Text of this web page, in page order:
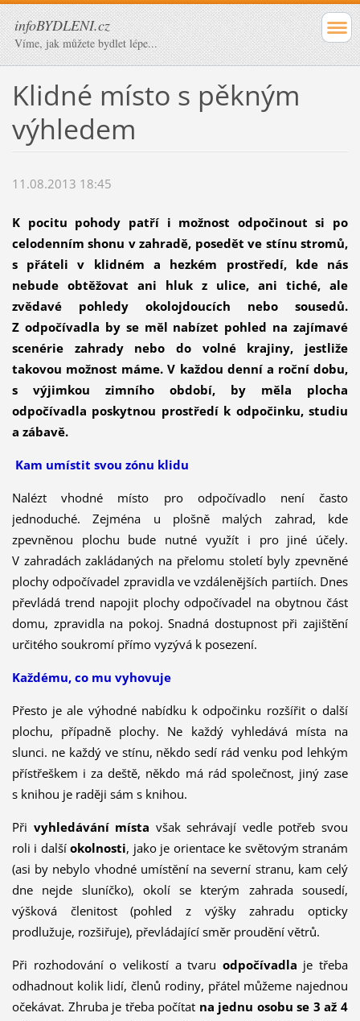
infoBYDLENI.cz
Víme, jak můžete bydlet lépe...
Klidné místo s pěkným
výhledem
11.08.2013 18:45
K pocitu pohody patří i možnost odpočinout si po
celodenním shonu v zahradě, posedět ve stínu stromů,
s přáteli v klidném a hezkém prostředí, kde nás
nebude obtěžovat ani hluk z ulice, ani tiché, ale
zvědavé pohledy okolojdoucích nebo sousedů.
Z odpočívadla by se měl nabízet pohled na zajímavé
scenérie zahrady nebo do volné krajiny, jestliže
takovou možnost máme. V každou denní a roční dobu,
s výjimkou zimního období, by měla plocha
odpočívadla poskytnou prostředí k odpočinku, studiu
a zábavě.
Kam umístit svou zónu klidu
Nalézt vhodné místo pro odpočívadlo není často
jednoduché. Zejména u plošně malých zahrad, kde
zpevněnou plochu bude nutné využít i pro jiné účely.
V zahradách zakládaných na přelomu století byly zpevněné
plochy odpočívadel zpravidla ve vzdálenějších partiích. Dnes
převládá trend napojit plochy odpočívadel na obytnou část
domu, zpravidla na pokoj. Snadná dostupnost při zajištění
určitého soukromí přímo vyzývá k posezení.
Každému, co mu vyhovuje
Přesto je ale výhodné nabídku k odpočinku rozšířit o další
plochu, případně plochy. Ne každý vyhledává místa na
slunci. ne každý ve stínu, někdo sedí rád venku pod lehkým
přístřeškem i za deště, někdo má rád společnost, jiný zase
s knihou je raději sám s knihou.
Při vyhledávání místa však sehrávají vedle potřeb svou
roli i dalšíokolnosti, jako je orientace ke světovým stranám
(asi by nebylo vhodné umístění na severní stranu, kam celý
dne nejde sluníčko), okolí se kterým zahrada sousedí,
výšková členitost (pohled z výšky zahradu opticky
prodlužuje, rozšiřuje), převládající směr proudění větrů.
Při rozhodování o velikostí a tvaru odpočívadla je třeba
odhadnout kolik lidí, členů rodiny, přátel můžeme najednou
očekávat. Zhruba je třeba počítat na jednu osobu se 3 až 4